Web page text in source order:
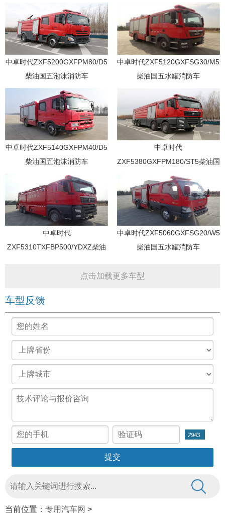
中卓时代ZXF5200GXFPM80/D5
柴油国五泡沫消防车
中卓时代ZXF5120GXFSG30/M5
柴油国五水罐消防车
中卓时代ZXF5140GXFPM40/D5
柴油国五泡沫消防车
中卓时代
ZXF5380GXFPM180/ST5柴油国
五泡沫消防车
中卓时代
ZXF5310TXFBP500/YDXZ柴油
中卓时代ZXF5060GXFSG20/W5
柴油国五水罐消防车
点击加载更多车型
车型反馈
当前位置： 专用汽车网 >